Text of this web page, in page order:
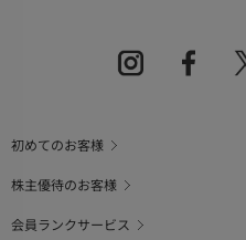
初めてのお客様
株主優待のお客様
会員ランクサービス